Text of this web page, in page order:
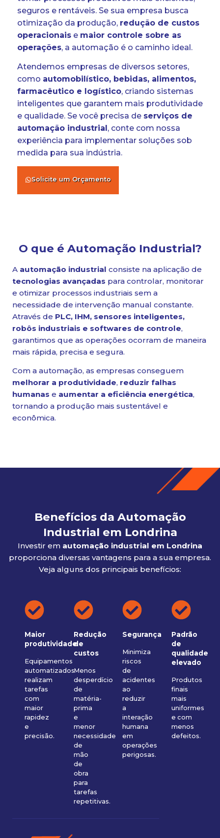
seguros e rentáveis. Se sua empresa busca
otimização da produção, redução de custos
operacionais e maior controle sobre as
operações, a automação é o caminho ideal.
Atendemos empresas de diversos setores,
como automobilístico, bebidas, alimentos,
farmacêutico e logístico, criando sistemas
inteligentes que garantem mais produtividade
e qualidade. Se você precisa de serviços de
automação industrial , conte com nossa
experiência para implementar soluções sob
medida para sua indústria.
Solicite um Orçamento
O que é Automação Industrial?
A automação industrial consiste na aplicação de
tecnologias avançadas para controlar, monitorar
e otimizar processos industriais sem a
necessidade de intervenção manual constante.
Através de PLC, IHM, sensores inteligentes,
robôs industriais e softwares de controle,
garantimos que as operações ocorram de maneira
mais rápida, precisa e segura.
Com a automação, as empresas conseguem
melhorar a produtividade, reduzir falhas
humanas e aumentar a eficiência energética,
tornando a produção mais sustentável e
econômica.
Benefícios da Automação
Industrial em Londrina
Investir em automação industrial em Londrina
proporciona diversas vantagens para a sua empresa.
Veja alguns dos principais benefícios:
Maior
produtividade
Equipamentos
automatizados
realizam
tarefas
com
maior
rapidez
e
precisão.
Redução
de
custos
Menos
desperdício
de
matéria-
prima
e
menor
necessidade
de
mão
de
obra
para
tarefas
repetitivas.
Segurança
Minimiza
riscos
de
acidentes
ao
reduzir
a
interação
humana
em
operações
perigosas.
Padrão
de
qualidade
elevado
Produtos
finais
mais
uniformes
e com
menos
defeitos.